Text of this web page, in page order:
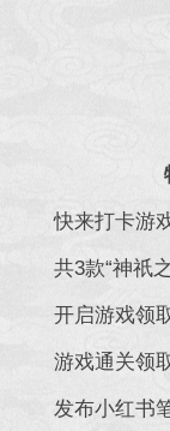
快来打卡游戏
共3款“神祇之
开启游戏领取
游戏通关领取
发布小红书笔